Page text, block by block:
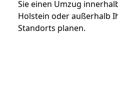
Sie einen Umzug
Holstein oder außerhalb
Standorts planen.